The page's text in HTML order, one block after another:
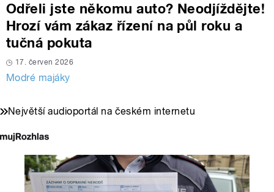
Odřeli jste někomu auto? Neodjíždějte!
Hrozí vám zákaz řízení na půl roku a
tučná pokuta
17. červen 2026
Modré majáky
Největší audioportál na českém internetu